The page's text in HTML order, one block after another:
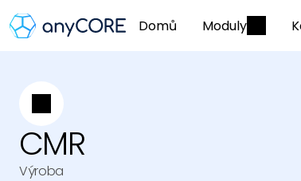
CMR
Výroba
Domů Moduly